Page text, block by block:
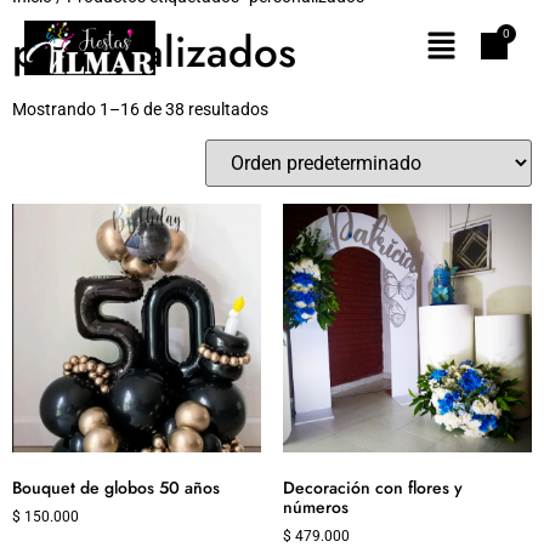
personalizados
Mostrando 1–16 de 38 resultados
Bouquet de globos 50 años
$ 150.000
Decoración con flores y
números
$ 479.000